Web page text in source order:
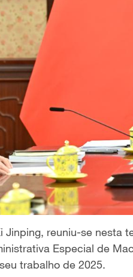
Jinping, reuniu-se nesta
Especial de
trabalho de 2025.